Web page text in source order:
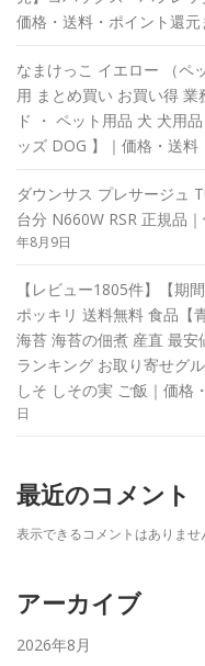
価格・送料・ポイント還元
なまけっこ イエロー （ペ
用 まとめ買い お買い得
ド ・ ペット用品 犬 犬用
ッズ DOG 】｜価格・送
ダウンサス プレサージュ
台分 N660W RSR 正規品
年8月9日
【レビュー1805件】【期
ポッキリ 送料無料 食品【
海苔 海苔の佃煮 産直 最
ランキング お取り寄せグ
しそ しその実 ご飯｜価格
日
最近のコメント
表示できるコメントはありませ
アーカイブ
2026年8月